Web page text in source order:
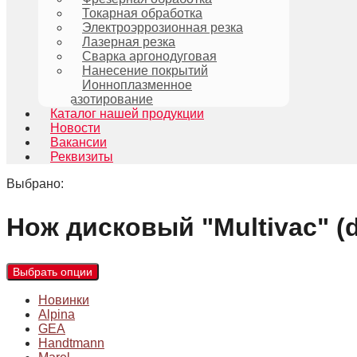
Токарная обработка
Электроэррозионная резка
Лазерная резка
Сварка аргонодуговая
Нанесение покрытий
Ионноплазменное
азотирование
Каталог нашей продукции
Новости
Вакансии
Реквизиты
Выбрано:
Нож дисковый "Multivac"
Выбрать опции
Новинки
Alpina
GEA
Handtmann